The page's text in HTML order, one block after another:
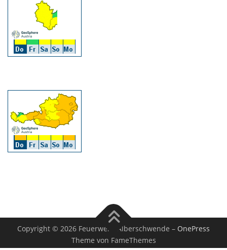
Copyright © 2026 Feuerwehr Alberschwende – OnePress
Theme von FameThemes